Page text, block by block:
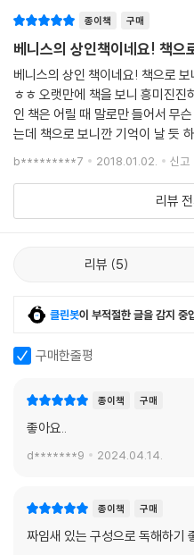
종이책 구매
베니스의 상인책이네요! 책으
베니스의 상인 책이네요! 책으로
ㅎㅎ 오랫만에 책을 보니 흥미진진
인 책은 어릴 때 말로만 들어서 무
는데 책으로 보니깐 기억이 날 듯
용이네요! 열심히 공부하고 싶네
MERCHANT OF VENICE)』. 월드
b*********7 2018.01.02. 신고
리뷰
리뷰 5
클린봇이 부적절한 글을 감지 중
구매한줄평
종이책 구매
좋아요..
d*******9 2024.04.14.
종이책 구매
짜임새 있는 구성으로 독해하기